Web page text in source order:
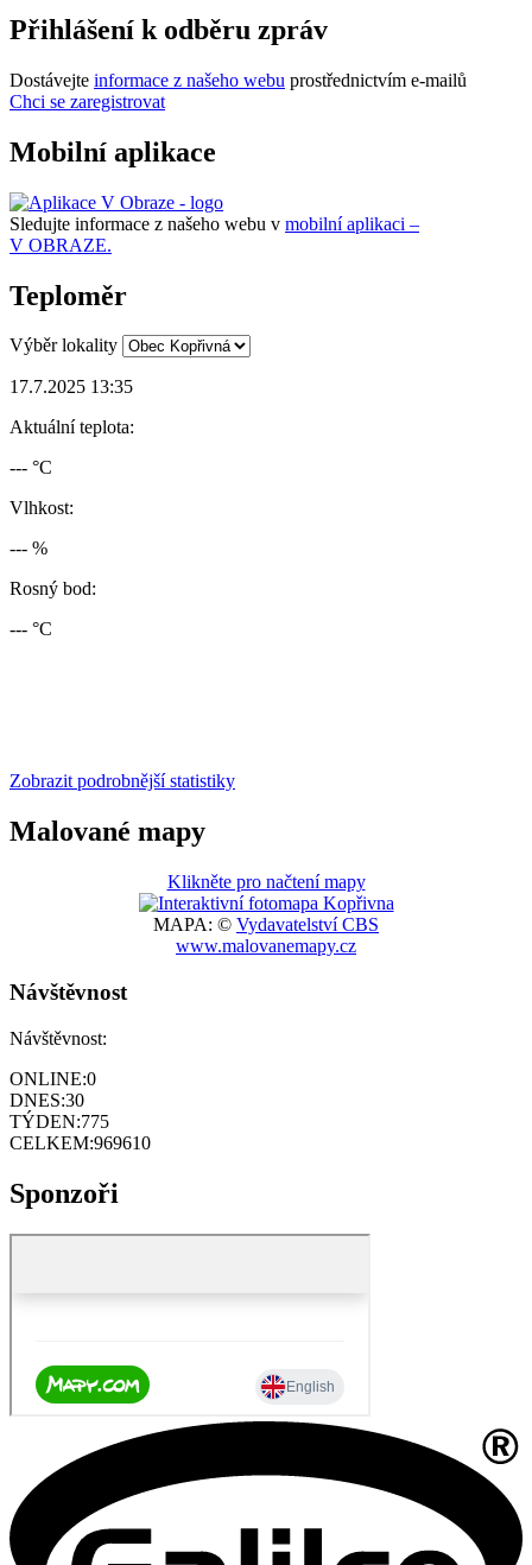
Přihlášení k odběru zpráv
Dostávejte informace z našeho webu prostřednictvím e-mailů
Chci se zaregistrovat
Mobilní aplikace
Sledujte informace z našeho webu v mobilní aplikaci –
V OBRAZE.
Teploměr
Výběr lokality
17.7.2025 13:35
Aktuální teplota:
--- °C
Vlhkost:
--- %
Rosný bod:
--- °C
Zobrazit podrobnější statistiky
Malované mapy
Klikněte pro načtení mapy
MAPA: © Vydavatelství CBS
www.malovanemapy.cz
Návštěvnost
Návštěvnost:
ONLINE:0
DNES:30
TÝDEN:775
CELKEM:969610
Sponzoři